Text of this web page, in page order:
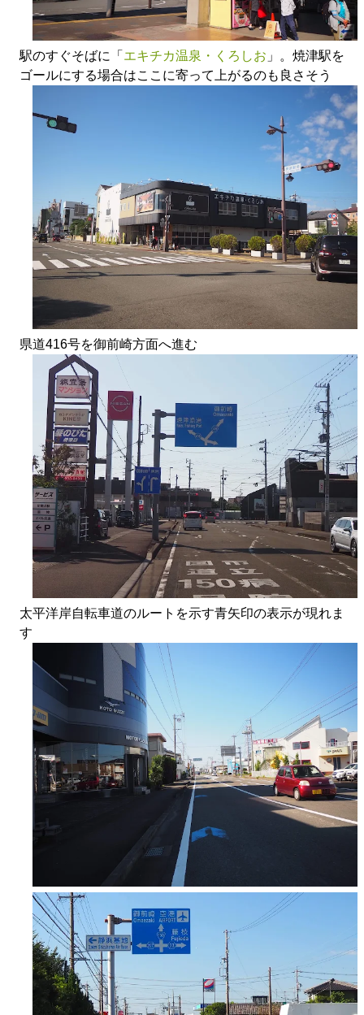
駅のすぐそばに「 エキチカ温泉・くろしお 」。焼津駅を
ゴールにする場合はここに寄って上がるのも良さそう
県道416号を御前崎方面へ進む
太平洋岸自転車道のルートを示す青矢印の表示が現れま
す